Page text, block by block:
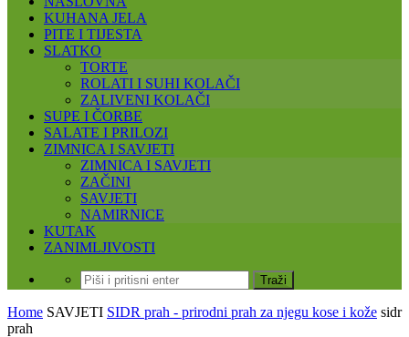
KUHANA JELA
PITE I TIJESTA
SLATKO
TORTE
ROLATI I SUHI KOLAČI
ZALIVENI KOLAČI
SUPE I ČORBE
SALATE I PRILOZI
ZIMNICA I SAVJETI
ZIMNICA I SAVJETI
ZAČINI
SAVJETI
NAMIRNICE
KUTAK
ZANIMLJIVOSTI
Home SAVJETI SIDR prah - prirodni prah za njegu kose i kože sidr
prah